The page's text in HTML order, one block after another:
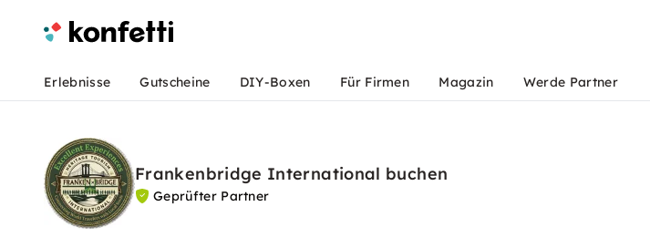
Erlebnisse Gutscheine DIY-Boxen Für Firmen Magazin Werde Partner
Frankenbridge International buchen
Geprüfter Partner